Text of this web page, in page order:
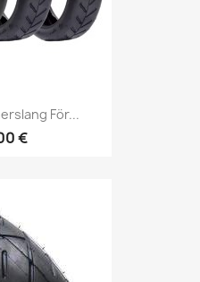
För...
€